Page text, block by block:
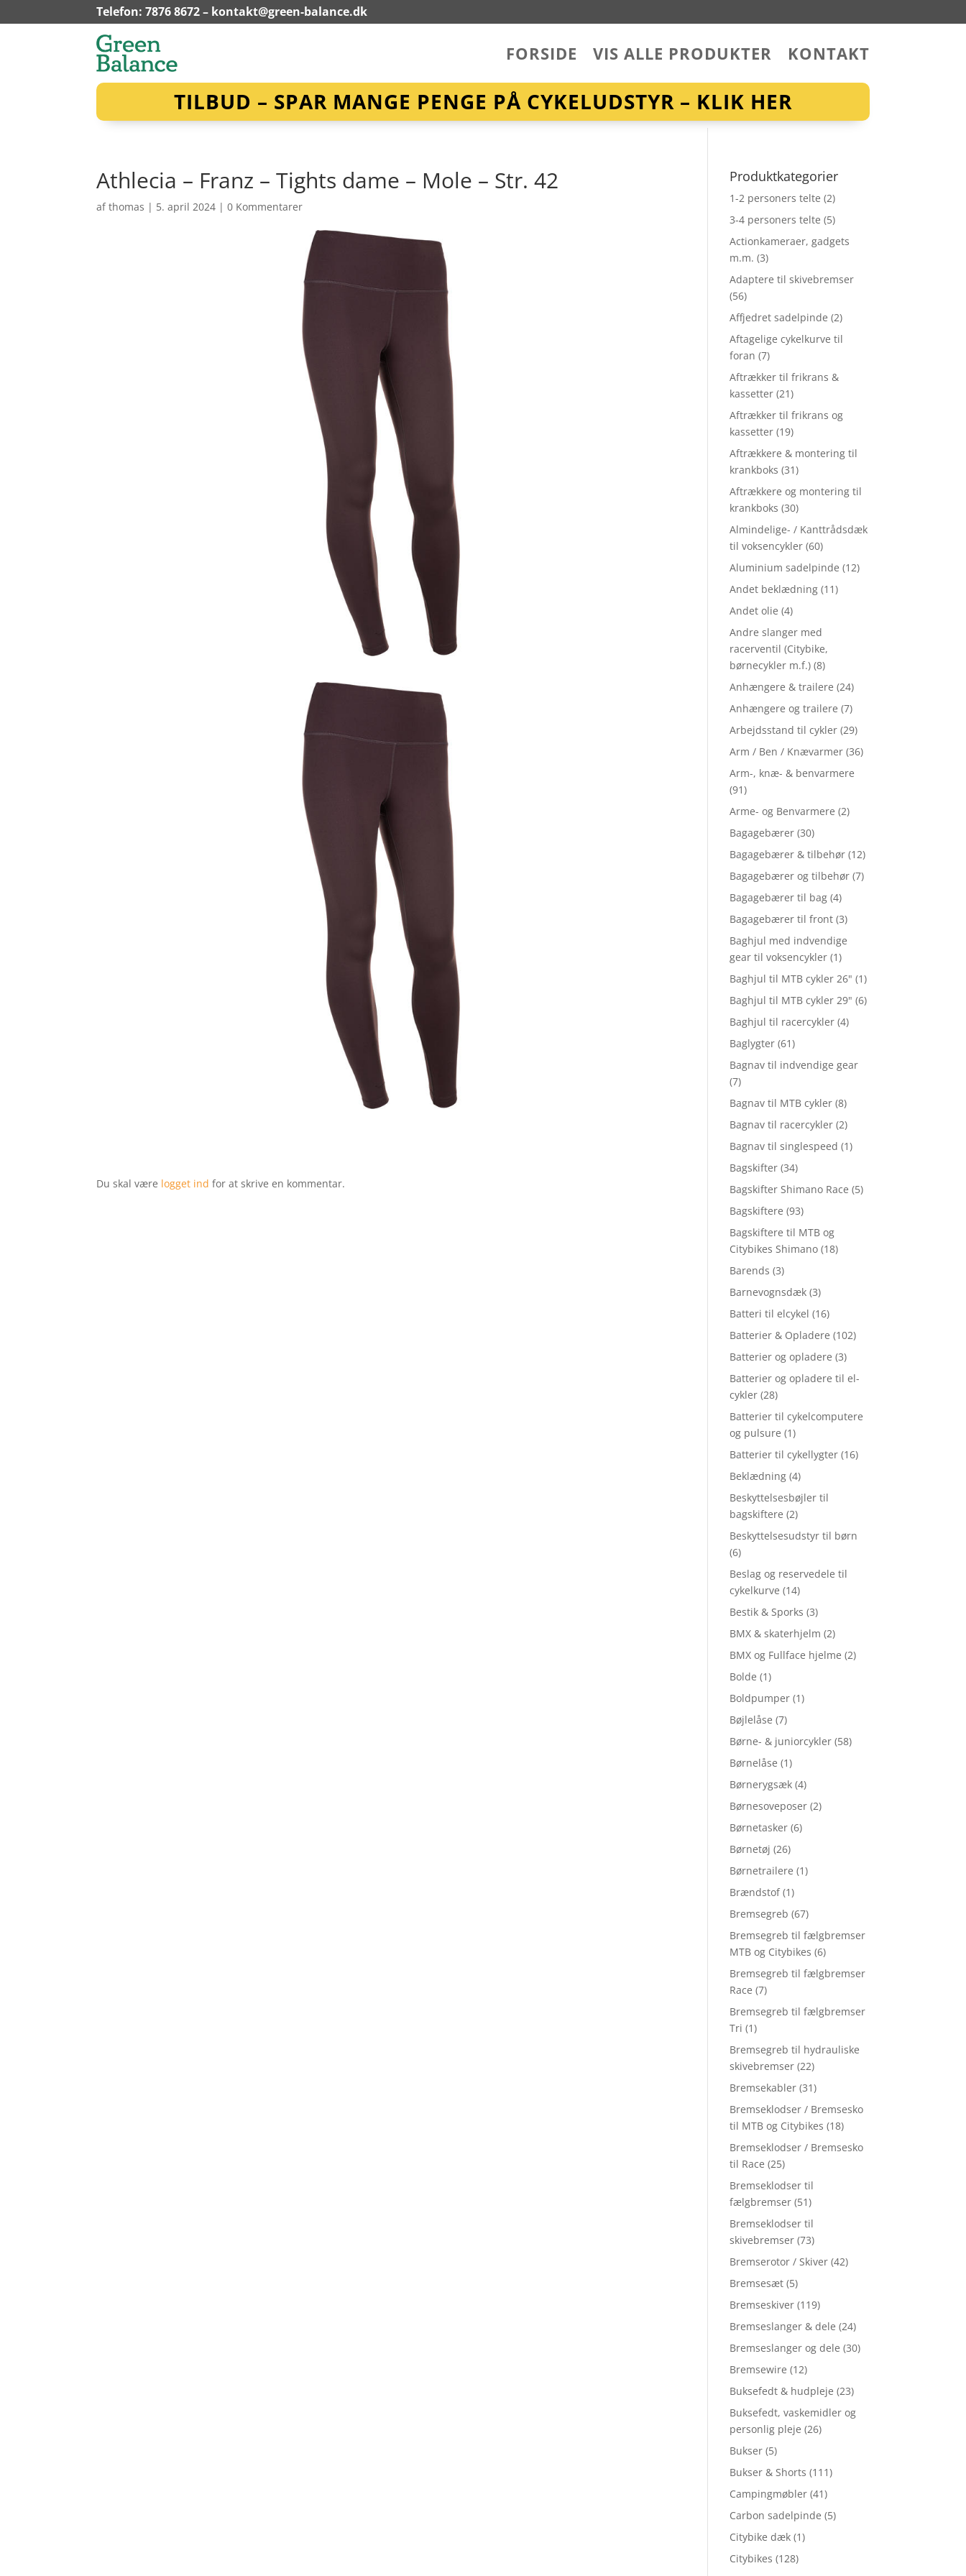
Telefon: 7876 8672 – kontakt@green-balance.dk
FORSIDE VIS ALLE PRODUKTER KONTAKT
TILBUD – SPAR MANGE PENGE PÅ CYKELUDSTYR – KLIK HER
Athlecia – Franz – Tights dame – Mole – Str. 42
afthomas | 5. april 2024 |0 Kommentarer
Du skal være logget ind for at skrive en kommentar.
Produktkategorier
1-2 personers telte (2)
3-4 personers telte (5)
Actionkameraer, gadgets
m.m. (3)
Adaptere til skivebremser
(56)
Affjedret sadelpinde (2)
Aftagelige cykelkurve til
foran (7)
Aftrækker til frikrans &
kassetter (21)
Aftrækker til frikrans og
kassetter (19)
Aftrækkere & montering til
krankboks (31)
Aftrækkere og montering til
krankboks (30)
Almindelige- / Kanttrådsdæk
til voksencykler (60)
Aluminium sadelpinde (12)
Andet beklædning (11)
Andet olie (4)
Andre slanger med
racerventil (Citybike,
børnecykler m.f.) (8)
Anhængere & trailere (24)
Anhængere og trailere (7)
Arbejdsstand til cykler (29)
Arm / Ben / Knævarmer (36)
Arm-, knæ- & benvarmere
(91)
Arme- og Benvarmere (2)
Bagagebærer (30)
Bagagebærer & tilbehør (12)
Bagagebærer og tilbehør (7)
Bagagebærer til bag (4)
Bagagebærer til front (3)
Baghjul med indvendige
gear til voksencykler (1)
Baghjul til MTB cykler 26" (1)
Baghjul til MTB cykler 29" (6)
Baghjul til racercykler (4)
Baglygter (61)
Bagnav til indvendige gear
(7)
Bagnav til MTB cykler (8)
Bagnav til racercykler (2)
Bagnav til singlespeed (1)
Bagskifter (34)
Bagskifter Shimano Race (5)
Bagskiftere (93)
Bagskiftere til MTB og
Citybikes Shimano (18)
Barends (3)
Barnevognsdæk (3)
Batteri til elcykel (16)
Batterier & Opladere (102)
Batterier og opladere (3)
Batterier og opladere til el-
cykler (28)
Batterier til cykelcomputere
og pulsure (1)
Batterier til cykellygter (16)
Beklædning (4)
Beskyttelsesbøjler til
bagskiftere (2)
Beskyttelsesudstyr til børn
(6)
Beslag og reservedele til
cykelkurve (14)
Bestik & Sporks (3)
BMX & skaterhjelm (2)
BMX og Fullface hjelme (2)
Bolde (1)
Boldpumper (1)
Bøjlelåse (7)
Børne- & juniorcykler (58)
Børnelåse (1)
Børnerygsæk (4)
Børnesoveposer (2)
Børnetasker (6)
Børnetøj (26)
Børnetrailere (1)
Brændstof (1)
Bremsegreb (67)
Bremsegreb til fælgbremser
MTB og Citybikes (6)
Bremsegreb til fælgbremser
Race (7)
Bremsegreb til fælgbremser
Tri (1)
Bremsegreb til hydrauliske
skivebremser (22)
Bremsekabler (31)
Bremseklodser / Bremsesko
til MTB og Citybikes (18)
Bremseklodser / Bremsesko
til Race (25)
Bremseklodser til
fælgbremser (51)
Bremseklodser til
skivebremser (73)
Bremserotor / Skiver (42)
Bremsesæt (5)
Bremseskiver (119)
Bremseslanger & dele (24)
Bremseslanger og dele (30)
Bremsewire (12)
Buksefedt & hudpleje (23)
Buksefedt, vaskemidler og
personlig pleje (26)
Bukser (5)
Bukser & Shorts (111)
Campingmøbler (41)
Carbon sadelpinde (5)
Citybike dæk (1)
Citybikes (128)